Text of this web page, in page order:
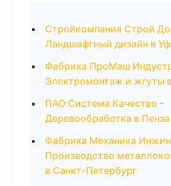
Стройкомпания Строй
Ландшафтный дизайн в
Фабрика ПроМаш
Электромонтаж и жгуты
ПАО Система Качество -
Деревообработка в Пенза
Фабрика Механика
Производство
в Санкт-Петербург